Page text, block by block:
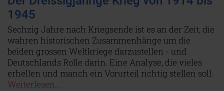
1945
Sechzig Jahre nach Kriegsende ist es an der Zeit, die
wahren historischen Zusammenhänge um die
beiden grossen Weltkriege darzustellen - und
Deutschlands Rolle darin. Eine Analyse, die vieles
erhellen und manch ein Vorurteil richtig stellen soll.
Weiterlesen...